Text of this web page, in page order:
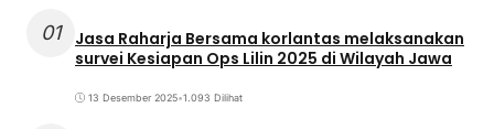
01
Jasa Raharja Bersama korlantas melaksanakan
survei Kesiapan Ops Lilin 2025 di Wilayah Jawa
13 Desember 2025•1.093 Dilihat